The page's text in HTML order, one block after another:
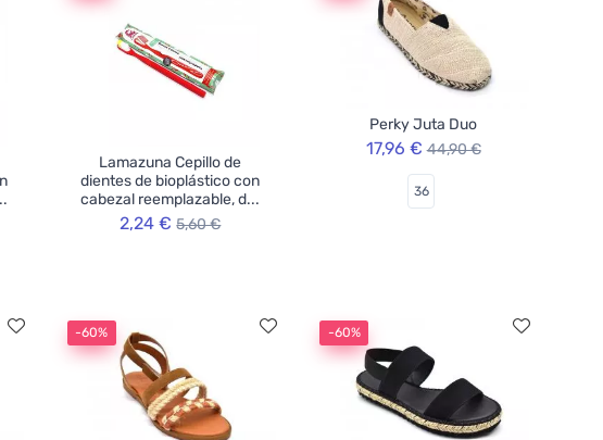
Lamazuna Cepillo de
dientes de bioplástico con
cabezal reemplazable, d...
2,24 € 5,60 €
Perky Juta Duo
17,96 € 44,90 €
36
-60% -60%